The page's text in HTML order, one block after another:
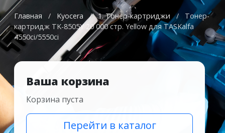
Главная / Kyocera / 1. Тонер-картриджи /
Тонер-
картридж TK-8505Y 20 000 стр. Yellow для TASKalfa
4550ci/5550ci
Ваша корзина
Корзина пуста
Перейти в каталог